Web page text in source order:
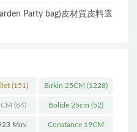
Party bag)皮材質皮料選
(151) Birkin 25CM (1228)
(84) Bolide 25cm (52)
Mini Constance 19CM